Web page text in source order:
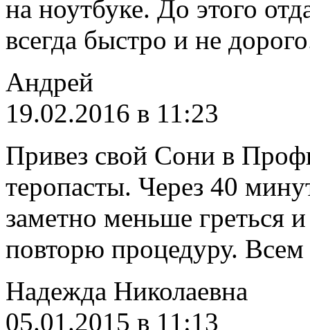
на ноутбуке. До этого
всегда быстро и не
Андрей
19.02.2016 в 11:23
Привез свой Сони в
теропасты. Через 40
заметно меньше греться
повторю процедуру.
Надежда Николаевна
05.01.2015 в 11:13